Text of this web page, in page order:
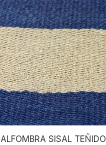
ALFOMBRA SISAL TEÑIDO